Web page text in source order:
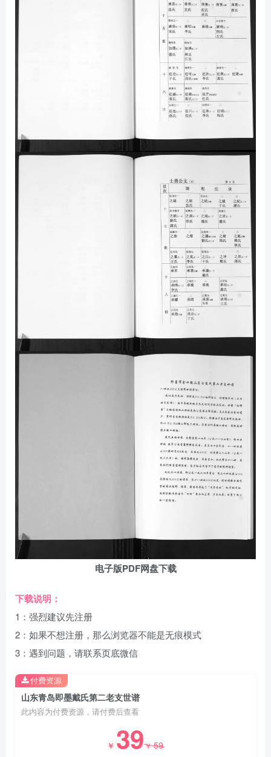
电子版PDF网盘下载
下载说明：
1：强烈建议先注册
2：如果不想注册，那么浏览器不能是无痕模式
3：遇到问题，请联系页底微信
山东青岛即墨戴氏第二老支世谱
此内容为付费资源，请付费后查看
￥ 39￥59
付费资源